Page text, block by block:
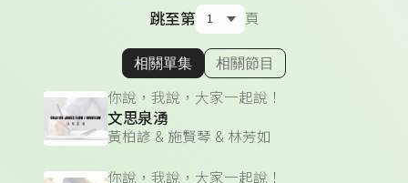
跳至第 頁
顯示相關單集
相關單集 相關節目
你說，我說，大家一起說！
文思泉湧
黃柏諺 & 施賢琴 & 林芳如
你說，我說，大家一起說！